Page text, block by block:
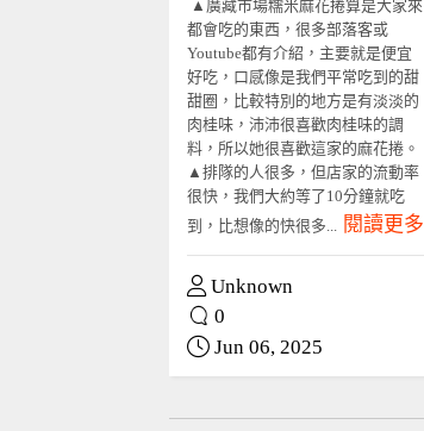
▲廣藏市場糯米麻花捲算是大家來
都會吃的東西，很多部落客或
Youtube都有介紹，主要就是便宜
好吃，口感像是我們平常吃到的甜
甜圈，比較特別的地方是有淡淡的
肉桂味，沛沛很喜歡肉桂味的調
料，所以她很喜歡這家的麻花捲。
▲排隊的人很多，但店家的流動率
很快，我們大約等了10分鐘就吃
到，比想像的快很多...
閱讀更多
Unknown
0
Jun 06, 2025